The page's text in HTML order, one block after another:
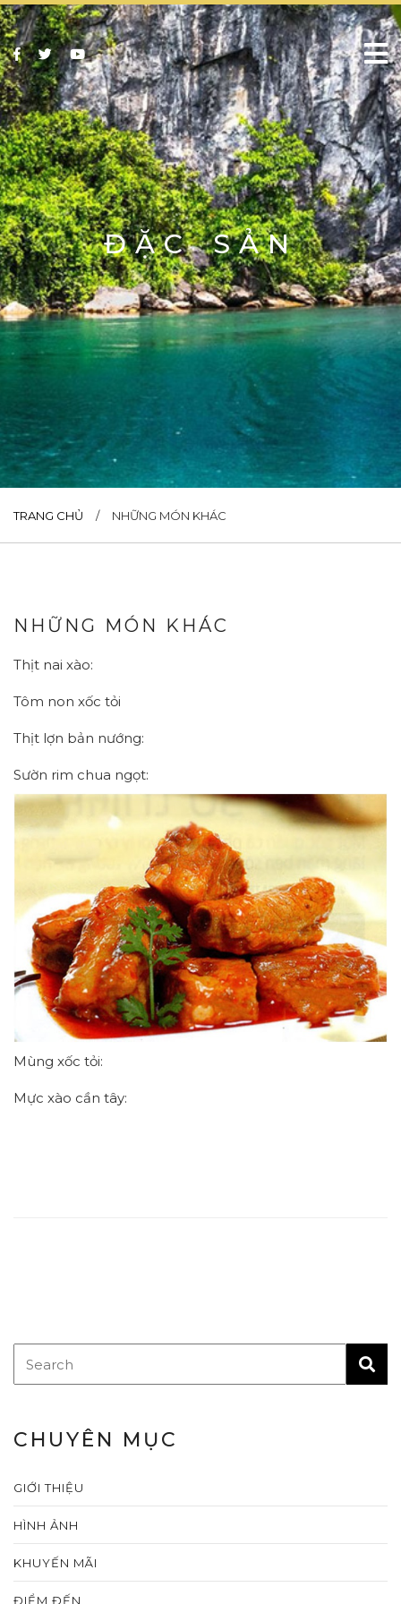
ĐẶC SẢN
TRANG CHỦ / NHỮNG MÓN KHÁC
NHỮNG MÓN KHÁC
Thịt nai xào:
Tôm non xốc tỏi
Thịt lợn bản nướng:
Sườn rim chua ngọt:
Mùng xốc tỏi:
Mực xào cần tây:
CHUYÊN MỤC
GIỚI THIỆU
HÌNH ẢNH
KHUYẾN MÃI
ĐIỂM ĐẾN